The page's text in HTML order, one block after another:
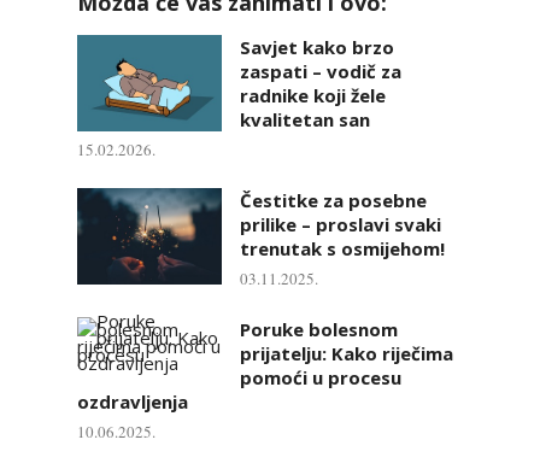
Savjet kako brzo
zaspati – vodič za
radnike koji žele
kvalitetan san
15.02.2026.
Čestitke za posebne
prilike – proslavi svaki
trenutak s osmijehom!
03.11.2025.
Poruke bolesnom
prijatelju: Kako riječima
pomoći u procesu
ozdravljenja
10.06.2025.